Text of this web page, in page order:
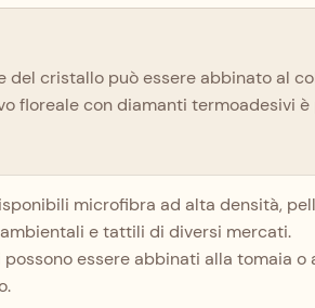
del cristallo può essere abbinato al
floreale con diamanti termoadesivi è
microfibra ad alta densità,
e tattili di diversi mercati.
possono essere abbinati alla tomaia